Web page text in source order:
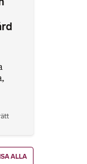
ALLA